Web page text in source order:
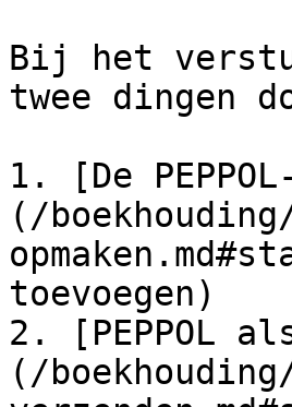
Bij het
twee dingen
1. [De
(/
toevoegen)
2. [PEPPOL
(/